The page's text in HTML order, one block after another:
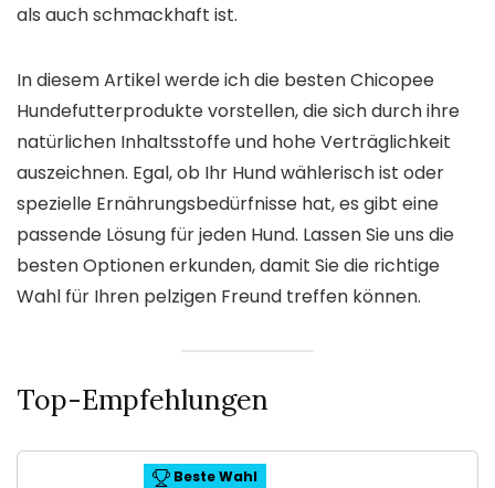
als auch schmackhaft ist.
In diesem Artikel werde ich die besten Chicopee
Hundefutterprodukte vorstellen, die sich durch ihre
natürlichen Inhaltsstoffe und hohe Verträglichkeit
auszeichnen. Egal, ob Ihr Hund wählerisch ist oder
spezielle Ernährungsbedürfnisse hat, es gibt eine
passende Lösung für jeden Hund. Lassen Sie uns die
besten Optionen erkunden, damit Sie die richtige
Wahl für Ihren pelzigen Freund treffen können.
Top-Empfehlungen
Beste Wahl